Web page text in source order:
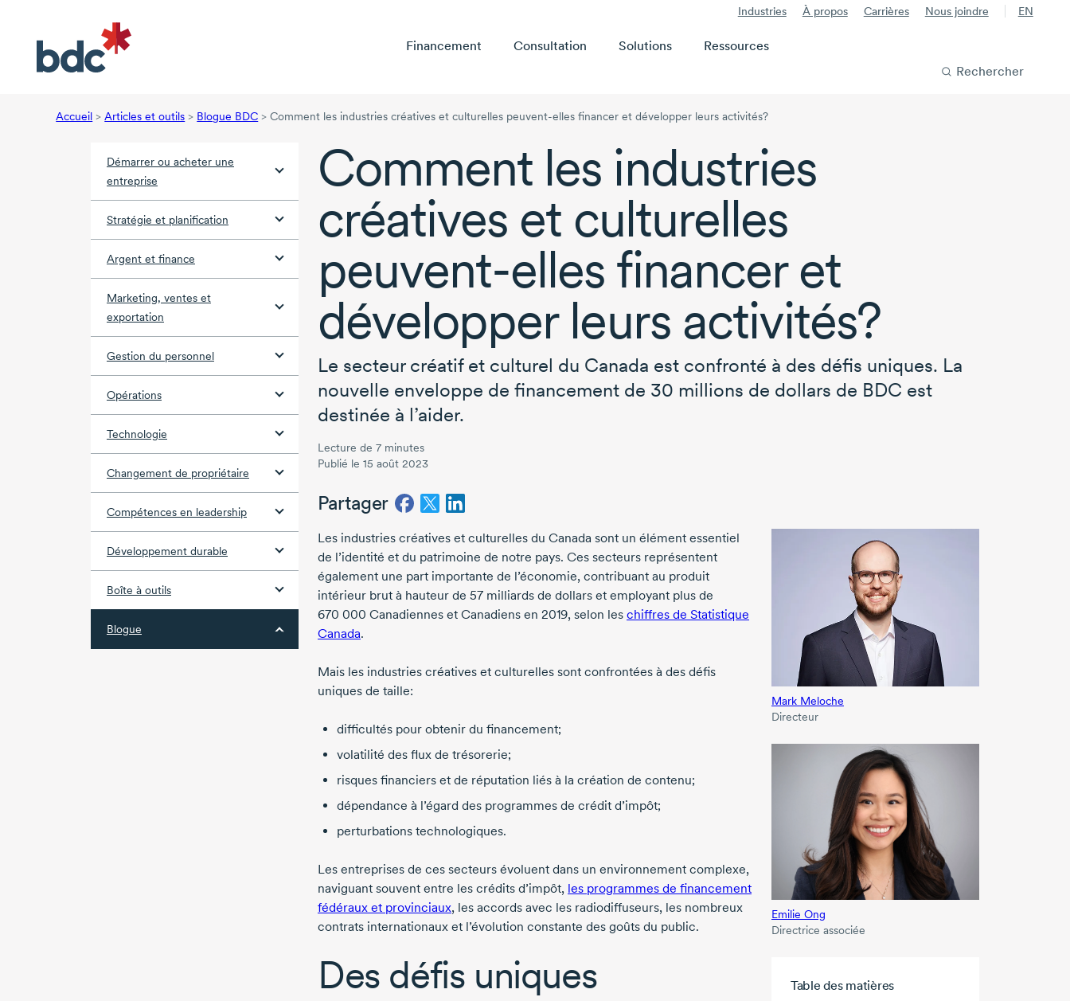
Industries À propos Carrières Nous joindre EN
Financement Consultation Solutions
Ressources
Rechercher
Accueil > Articles et outils > Blogue BDC > Comment les industries créatives et culturelles peuvent-elles financer et développer leurs activités?
Démarrer ou acheter une
entreprise
Stratégie et planification
Argent et finance
Marketing, ventes et
exportation
Gestion du personnel
Opérations
Technologie
Changement de propriétaire
Compétences en leadership
Développement durable
Boîte à outils
Blogue
Comment les industries
créatives et culturelles
peuvent-elles financer et
développer leurs activités?
Le secteur créatif et culturel du Canada est confronté à des défis uniques. La
nouvelle enveloppe de financement de 30 millions de dollars de BDC est
destinée à l’aider.
Lecture de 7 minutes
Publié le 15 août 2023
Partager
Mark Meloche
Directeur
Emilie Ong
Directrice associée
Table des matières
Les industries créatives et culturelles du Canada sont un élément essentiel
de l’identité et du patrimoine de notre pays. Ces secteurs représentent
également une part importante de l’économie, contribuant au produit
intérieur brut à hauteur de 57 milliards de dollars et employant plus de
670 000 Canadiennes et Canadiens en 2019, selon les chiffres de Statistique
Canada.
Mais les industries créatives et culturelles sont confrontées à des défis
uniques de taille:
difficultés pour obtenir du financement;
volatilité des flux de trésorerie;
risques financiers et de réputation liés à la création de contenu;
dépendance à l’égard des programmes de crédit d’impôt;
perturbations technologiques.
Les entreprises de ces secteurs évoluent dans un environnement complexe,
naviguant souvent entre les crédits d’impôt, les programmes de financement
fédéraux et provinciaux, les accords avec les radiodiffuseurs, les nombreux
contrats internationaux et l’évolution constante des goûts du public.
Des défis uniques